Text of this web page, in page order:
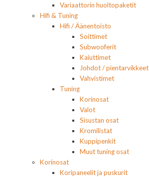
Variaattorin huoltopaketit
Hifi & Tuning
Hifi / Äänentoisto
Soittimet
Subwooferit
Kaiuttimet
Johdot / pientarvikkeet
Vahvistimet
Tuning
Korinosat
Valot
Sisustan osat
Kromilistat
Kuppipenkit
Muut tuning osat
Korinosat
Koripaneelit ja puskurit